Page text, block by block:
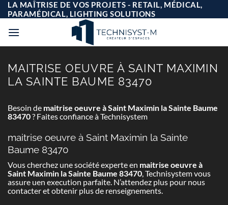
Passer
au
contenu
LA MAÎTRISE DE VOS PROJETS - RETAIL, MÉDICAL,
PARAMÉDICAL, LIGHTING SOLUTIONS
MAITRISE OEUVRE À SAINT MAXIMIN
LA SAINTE BAUME 83470
Besoin de maitrise oeuvre à Saint Maximin la Sainte Baume
83470? Faites confiance à Technisystem
maitrise oeuvre à Saint Maximin la Sainte
Baume 83470
Vous cherchez une société experte en maitrise oeuvre à
Saint Maximin la Sainte Baume 83470, Technisystem vous
assure uen execution parfaite. N’attendez plus pour nous
contacter et obtenir plus de renseignements.